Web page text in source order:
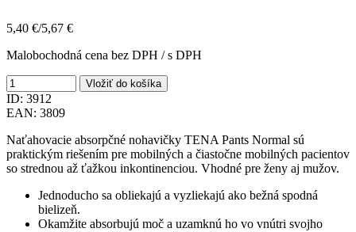
5,40 €/5,67 €
Malobochodná cena bez DPH / s DPH
Vložiť do košíka
ID: 3912
EAN: 3809
Naťahovacie absorpčné nohavičky TENA Pants Normal sú
praktickým riešením pre mobilných a čiastočne mobilných pacientov
so strednou až ťažkou inkontinenciou. Vhodné pre ženy aj mužov.
Jednoducho sa obliekajú a vyzliekajú ako bežná spodná
bielizeň.
Okamžite absorbujú moč a uzamknú ho vo vnútri svojho